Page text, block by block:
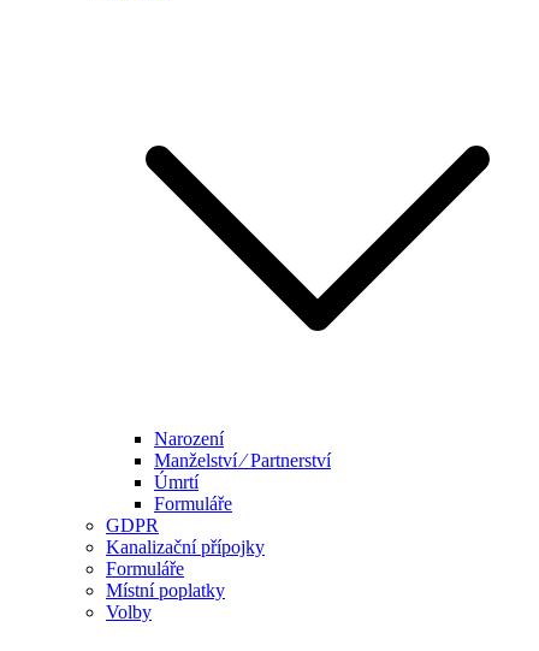
Narození
Manželství ⁄ Partnerství
Úmrtí
Formuláře
GDPR
Kanalizační přípojky
Formuláře
Místní poplatky
Volby